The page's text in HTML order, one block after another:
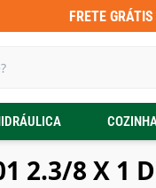
FRETE
2.3/8 X 1